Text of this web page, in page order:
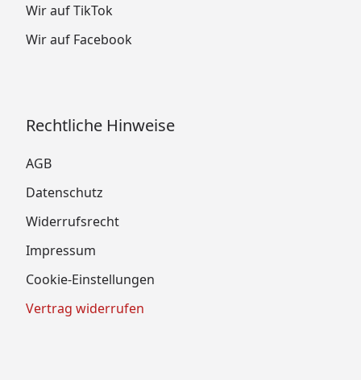
Wir auf TikTok
Wir auf Facebook
Rechtliche Hinweise
AGB
Datenschutz
Widerrufsrecht
Impressum
Cookie-Einstellungen
Vertrag widerrufen